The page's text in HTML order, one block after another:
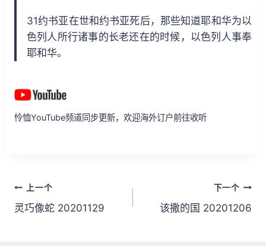
31约书亚在世和约书亚死后，那些知道耶和华为以
色列人所行诸事的长老还在的时候，以色列人事奉
耶和华。
怜恤YouTube频道同步更新，欢迎海外订户前往收听
文
章
上一个
灵巧像蛇 20201129
下一个
该撒的国 20201206